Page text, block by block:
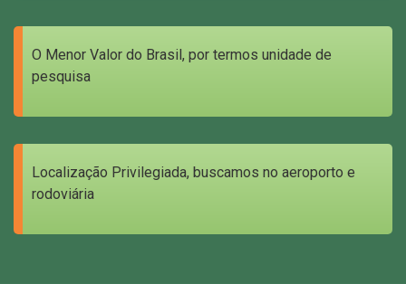
O Menor Valor do Brasil, por termos unidade de
pesquisa
Localização Privilegiada, buscamos no aeroporto e
rodoviária